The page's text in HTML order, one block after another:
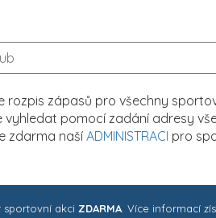
zápasů pro všechny
vyhledat pomocí zadání adresy
zdarma naší ADMINISTRACI pro
akci ZDARMA. Více informací